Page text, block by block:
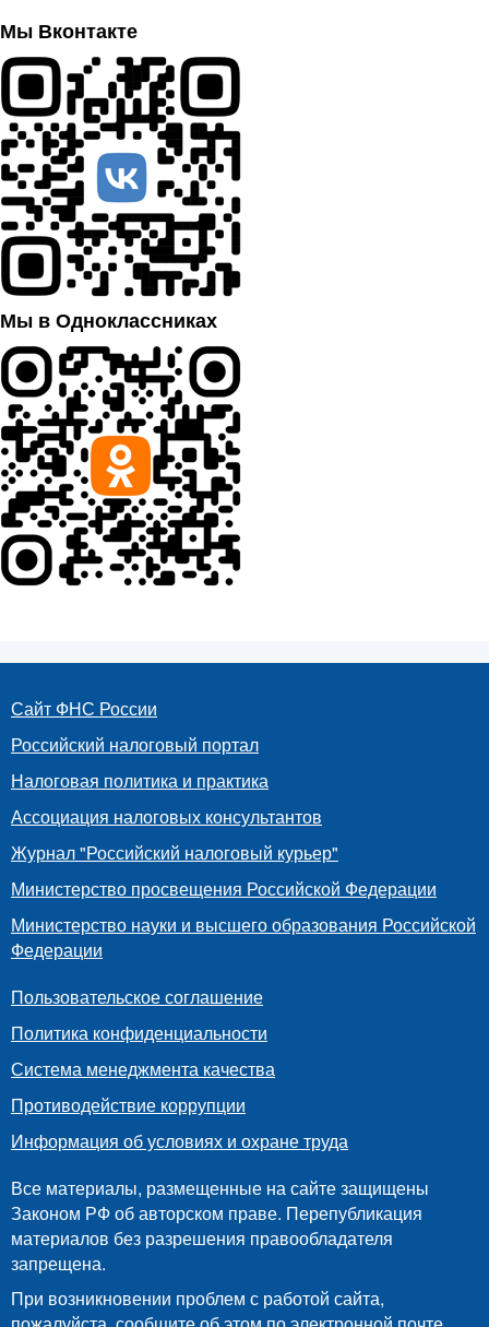
Мы Вконтакте
Мы в Одноклассниках
Сайт ФНС России
Российский налоговый портал
Налоговая политика и практика
Ассоциация налоговых консультантов
Журнал "Российский налоговый курьер"
Министерство просвещения Российской Федерации
Министерство науки и высшего образования Российской
Федерации
Пользовательское соглашение
Политика конфиденциальности
Система менеджмента качества
Противодействие коррупции
Информация об условиях и охране труда
Все материалы, размещенные на сайте защищены
Законом РФ об авторском праве. Перепубликация
материалов без разрешения правообладателя
запрещена.
При возникновении проблем с работой сайта,